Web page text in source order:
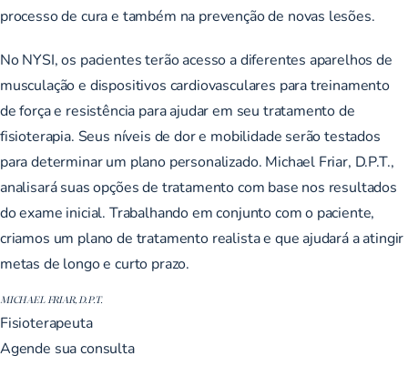
processo de cura e também na prevenção de novas lesões.
No NYSI, os pacientes terão acesso a diferentes aparelhos de
musculação e dispositivos cardiovasculares para treinamento
de força e resistência para ajudar em seu tratamento de
fisioterapia. Seus níveis de dor e mobilidade serão testados
para determinar um plano personalizado. Michael Friar, D.P.T.,
analisará suas opções de tratamento com base nos resultados
do exame inicial. Trabalhando em conjunto com o paciente,
criamos um plano de tratamento realista e que ajudará a atingir
metas de longo e curto prazo.
MICHAEL FRIAR, D.P.T.
Fisioterapeuta
Agende sua consulta